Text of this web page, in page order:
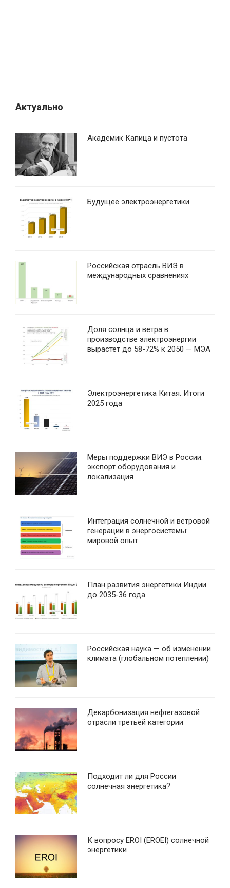
я
Актуально
Академик Капица и пустота
Будущее электроэнергетики
Российская отрасль ВИЭ в
международных сравнениях
Доля солнца и ветра в
производстве электроэнергии
вырастет до 58-72% к 2050 — МЭА
Электроэнергетика Китая. Итоги
2025 года
Меры поддержки ВИЭ в России:
экспорт оборудования и
локализация
Интеграция солнечной и ветровой
генерации в энергосистемы:
мировой опыт
План развития энергетики Индии
до 2035-36 года
Российская наука — об изменении
климата (глобальном потеплении)
Декарбонизация нефтегазовой
отрасли третьей категории
Подходит ли для России
солнечная энергетика?
К вопросу EROI (EROEI) солнечной
энергетики